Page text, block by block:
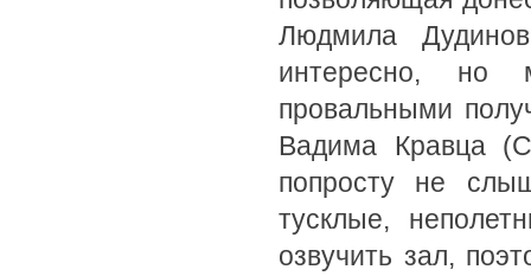
Людмила
интересно, но
провальными
Вадима Кравца
попросту не
тусклые,
озвучить зал,